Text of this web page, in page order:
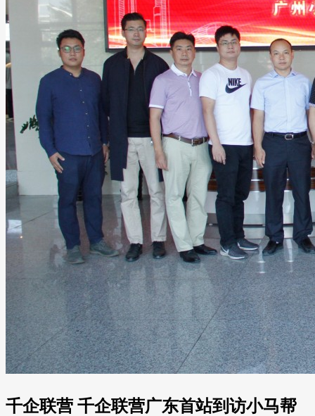
千企联营 千企联营广东首站到访小马帮